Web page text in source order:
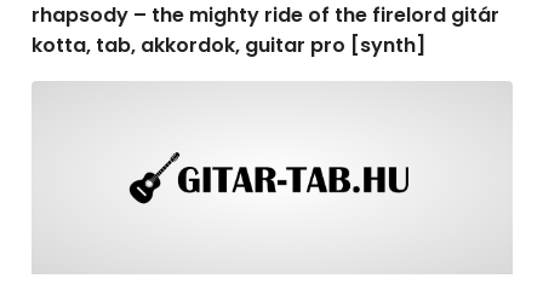
rhapsody – the mighty ride of the firelord gitár
kotta, tab, akkordok, guitar pro [synth]